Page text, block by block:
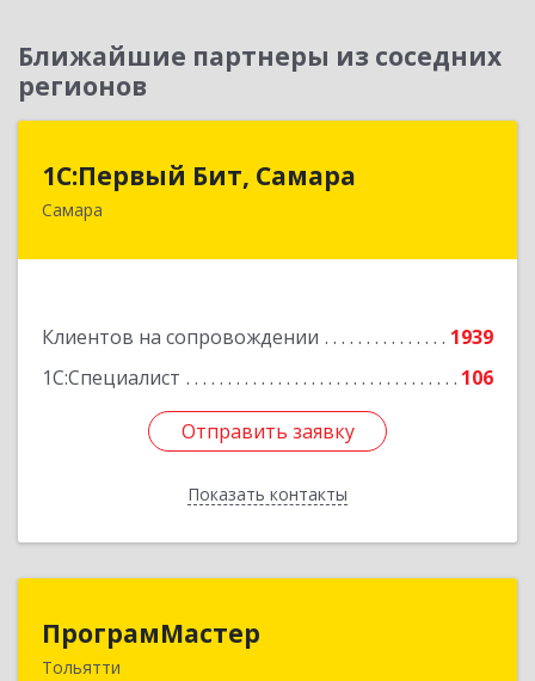
Ближайшие партнеры из соседних
регионов
1С:Первый Бит, Самара
Самара
Клиентов на сопровождении
1939
1С:Специалист
106
Отправить заявку
Показать контакты
1С:Первый Бит, Самара
443013, Самарская обл, Самара г, Дачная ул,
Отправить заявку
Назад
ПрограмМастер
Тольятти